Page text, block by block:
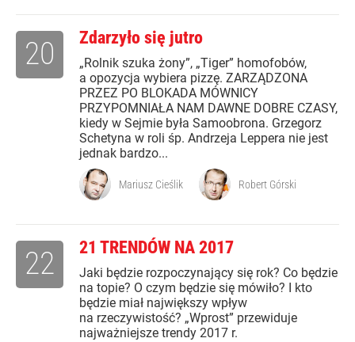
Zdarzyło się jutro
„Rolnik szuka żony”, „Tiger” homofobów,
a opozycja wybiera pizzę. ZARZĄDZONA
PRZEZ PO BLOKADA MÓWNICY
PRZYPOMNIAŁA NAM DAWNE DOBRE CZASY,
kiedy w Sejmie była Samoobrona. Grzegorz
Schetyna w roli śp. Andrzeja Leppera nie jest
jednak bardzo...
20
Mariusz Cieślik Robert Górski
21 TRENDÓW NA 2017
Jaki będzie rozpoczynający się rok? Co będzie
na topie? O czym będzie się mówiło? I kto
będzie miał największy wpływ
na rzeczywistość? „Wprost” przewiduje
najważniejsze trendy 2017 r.
22